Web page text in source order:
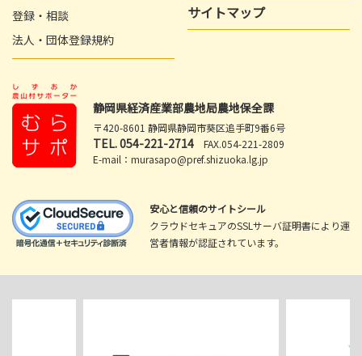
登録・相談
法人・団体登録規約
サイトマップ
静岡県経済産業部農地局農地保全課
〒420-8601 静岡県静岡市葵区追手町9番6号
TEL.054-221-2714 FAX.054-221-2809
E-mail：murasapo@pref.shizuoka.lg.jp
安心と信頼のサイトシール
クラウドセキュアのSSLサーバ証明書により運
営者情報が認証されています。